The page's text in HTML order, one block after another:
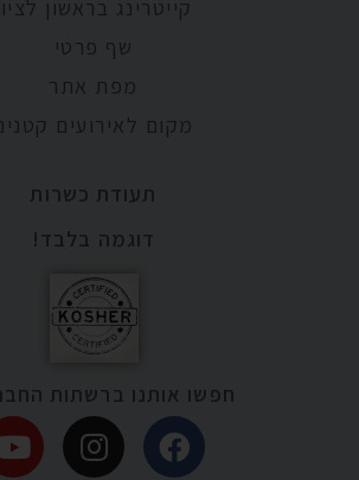
קייטרינג בראשון
שף פרטי
מפת אתר
מקום לאירועים
תעודת כשרות
דוגמה בלבד!
חפשו אותנו ברשתות